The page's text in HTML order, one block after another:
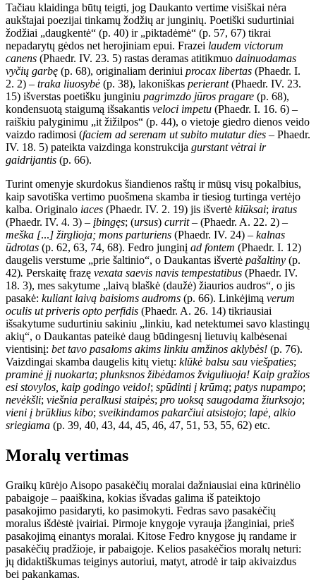
Tačiau klaidinga būtų teigti, jog Daukanto vertime visiškai nėra
aukštajai poezijai tinkamų žodžių ar junginių. Poetiški sudurtiniai
žodžiai „daugkentė“ (p. 40) ir „piktadėmė“ (p. 57, 67) tikrai
nepadarytų gėdos net herojiniam epui. Frazei laudem victorum
canens (Phaedr. IV. 23. 5) rastas deramas atitikmuo dainuodamas
vyčių garbę (p. 68), originaliam deriniui procax libertas (Phaedr. I.
2. 2) – traka liuosybė (p. 38), lakoniškas perierant(Phaedr. IV. 23.
15) išverstas poetišku junginiu pagrimzdo jūros pragare (p. 68),
kondensuotą staigumą išsakantis veloci impetu (Phaedr. I. 16. 6) –
raiškiu palyginimu „it žižilpos“ (p. 44), o vietoje giedro dienos veido
vaizdo radimosi (faciem ad serenam ut subito mutatur dies – Phaedr.
IV. 18. 5) pateikta vaizdinga konstrukcija gurstant vėtrai ir
gaidrijantis (p. 66).
Turint omenyje skurdokus šiandienos raštų ir mūsų visų pokalbius,
kaip savotiška vertimo puošmena skamba ir tiesiog turtinga vertėjo
kalba. Originalo iaces (Phaedr. IV. 2. 19) jis išvertė kiūksai; iratus
(Phaedr. IV. 4. 3) – įbingęs; (ursus) currit– (Phaedr. A. 22. 2) –
meška [...] žirglioja; mons parturiens (Phaedr. IV. 24) – kalnas
ūdrotas (p. 62, 63, 74, 68). Fedro junginį ad fontem (Phaedr. I. 12)
daugelis verstume „prie šaltinio“, o Daukantas išvertė pašaltiny (p.
42). Perskaitę frazę vexata saevis navis tempestatibus (Phaedr. IV.
18. 3), mes sakytume „laivą blaškė (daužė) žiaurios audros“, o jis
pasakė: kuliant laivą baisioms audroms (p. 66). Linkėjimą verum
oculis ut priveris opto perfidis (Phaedr. A. 26. 14) tikriausiai
išsakytume sudurtiniu sakiniu „linkiu, kad netektumei savo klastingų
akių“, o Daukantas pateikė daug būdingesnį lietuvių kalbėsenai
vientisinį: bet tavo pasaloms akims linkiu amžinos aklybės! (p. 76).
Vaizdingai skamba daugelis kitų vietų: klūkė balsu sau viešpaties;
praminė jį nuokarta; plunksnos žibėdamos žviguliuoja! Kaip gražios
esi stovylos, kaip godingo veido!; spūdinti į krūmą; patys nupampo;
nevėkšli; viešnia peralkusi staipės; pro uoksą saugodama žiurksojo;
vieni į brūklius kibo; sveikindamos pakarčiui atsistojo; lapė, alkio
sriegiama (p. 39, 40, 43, 44, 45, 46, 47, 51, 53, 55, 62) etc.
Moralų vertimas
Graikų kūrėjo Aisopo pasakėčių moralai dažniausiai eina kūrinėlio
pabaigoje – paaiškina, kokias išvadas galima iš pateiktojo
pasakojimo pasidaryti, ko pasimokyti. Fedras savo pasakėčių
moralus išdėstė įvairiai. Pirmoje knygoje vyrauja įžanginiai, prieš
pasakojimą einantys moralai. Kitose Fedro knygose jų randame ir
pasakėčių pradžioje, ir pabaigoje. Kelios pasakėčios moralų neturi:
jų didaktiškumas teiginys autoriui, matyt, atrodė ir taip akivaizdus
bei pakankamas.